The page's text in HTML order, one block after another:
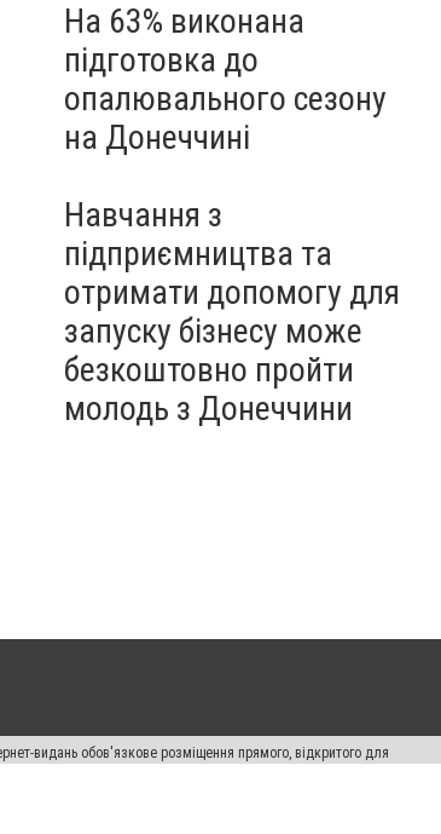
На 63% виконана
підготовка до
опалювального сезону
на Донеччині
Навчання з
підприємництва та
отримати допомогу для
запуску бізнесу може
безкоштовно пройти
молодь з Донеччини
видань обов'язкове розміщення прямого, відкритого для